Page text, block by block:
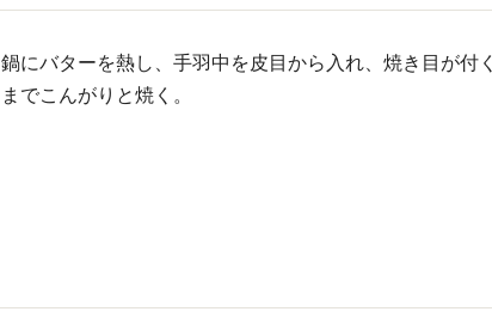
鍋にバターを熱し、手羽中を皮目から入れ、焼き目が付く
までこんがりと焼く。